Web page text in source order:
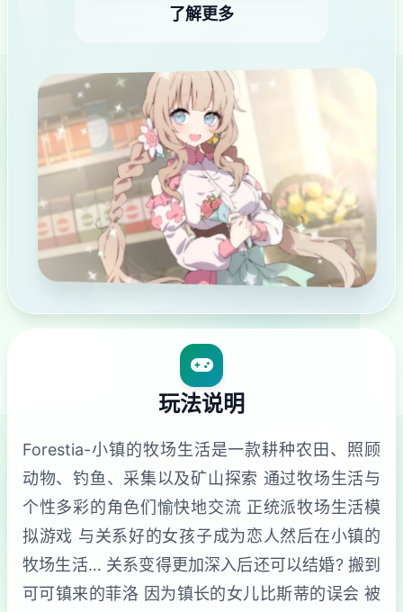
了解更多
玩法说明
Forestia-小镇的牧场生活是一款耕种农田、照顾
动物、钓鱼、采集以及矿山探索 通过牧场生活与
个性多彩的角色们愉快地交流 正统派牧场生活模
拟游戏 与关系好的女孩子成为恋人然后在小镇的
牧场生活… 关系变得更加深入后还可以结婚? 搬到
可可镇来的菲洛 因为镇长的女儿比斯蒂的误会 被